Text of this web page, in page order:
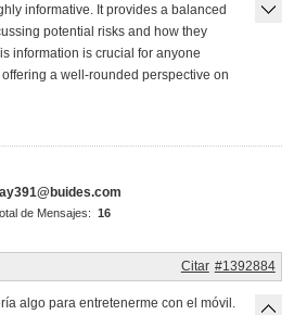
informative. It provides a balanced
potential risks and how they
information is crucial for anyone
a well-rounded perspective on
de Mensajes: 16
#1392884
Citar
algo para entretenerme con el móvil.